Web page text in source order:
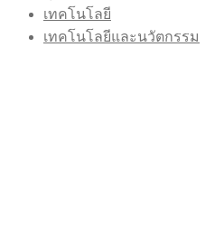
เทคโนโลยี
เทคโนโลยีและนวัตกรรม